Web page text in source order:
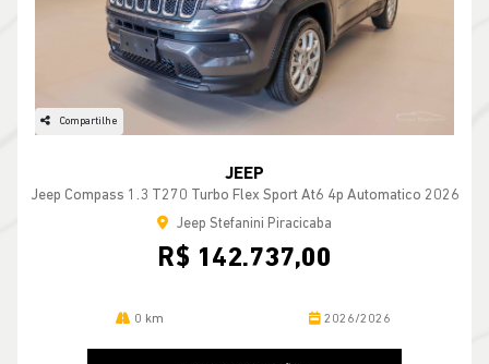
Compartilhe
JEEP
Jeep Compass 1.3 T270 Turbo Flex Sport At6 4p Automatico 2026
Jeep Stefanini Piracicaba
R$ 142.737,00
0 km 2026/2026